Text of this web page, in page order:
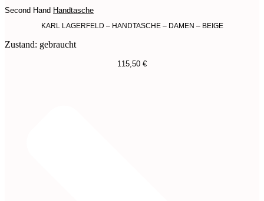
Second Hand Handtasche
KARL LAGERFELD – HANDTASCHE – DAMEN – BEIGE
Zustand: gebraucht
115,50 €